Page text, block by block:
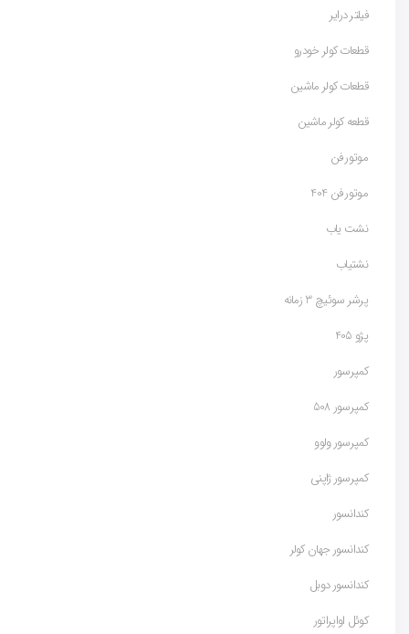
فیلتر درایر
قطعات کولر خودرو
قطعات کولر ماشین
قطعه کولر ماشین
موتور فن
موتور فن 404
نشت یاب
نشتیاب
پرشر سوئیچ 3 زمانه
پژو 405
کمپرسور
کمپرسور 508
کمپرسور ولوو
کمپرسور ژاپنی
کندانسور
کندانسور جهان کولر
کندانسور دوبل
کوئل اواپراتور